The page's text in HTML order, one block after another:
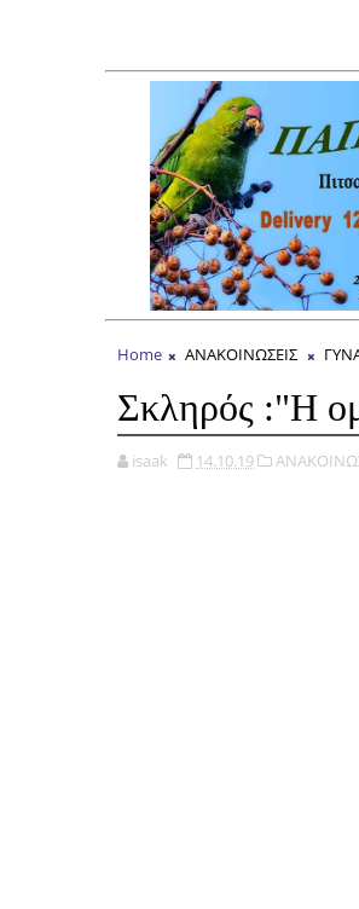
Home ΑΝΑΚΟΙΝΩΣΕΙΣ
Σκληρός :"Η
isaak 14.10.19